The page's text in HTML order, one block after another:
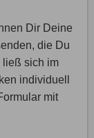
Dir Deine
die Du
ließ sich im
individuell
mit